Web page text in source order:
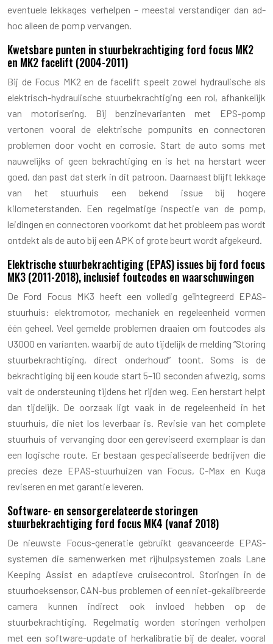
eventuele lekkages verhelpen – meestal verstandiger dan ad-
hoc alleen de pomp vervangen.
Kwetsbare punten in stuurbekrachtiging ford focus MK2
en MK2 facelift (2004-2011)
Bij de Focus MK2 en de facelift speelt zowel hydraulische als
elektrisch-hydraulische stuurbekrachtiging een rol, afhankelijk
van motorisering. Bij benzinevarianten met EPS-pomp
vertonen vooral de elektrische pompunits en connectoren
problemen door vocht en corrosie. Start de auto soms met
nauwelijks of geen bekrachtiging en is het na herstart weer
goed, dan past dat sterk in dit patroon. Daarnaast blijft lekkage
van het stuurhuis een bekend issue bij hogere
kilometerstanden. Een regelmatige inspectie van de pomp,
leidingen en connectoren voorkomt dat het probleem pas wordt
ontdekt als de auto bij een APK of grote beurt wordt afgekeurd.
Elektrische stuurbekrachtiging (EPAS) issues bij ford focus
MK3 (2011-2018), inclusief foutcodes en waarschuwingen
De Ford Focus MK3 heeft een volledig geïntegreerd EPAS-
stuurhuis: elektromotor, mechaniek en regeleenheid vormen
één geheel. Veel gemelde problemen draaien om foutcodes als
U3000 en varianten, waarbij de auto tijdelijk de melding “Storing
stuurbekrachtiging, direct onderhoud” toont. Soms is de
bekrachtiging bij een koude start 5–10 seconden afwezig, soms
valt de ondersteuning tijdens het rijden weg. Een herstart helpt
dan tijdelijk. De oorzaak ligt vaak in de regeleenheid in het
stuurhuis, die niet los leverbaar is. Revisie van het complete
stuurhuis of vervanging door een gereviseerd exemplaar is dan
een logische route. Er bestaan gespecialiseerde bedrijven die
precies deze EPAS-stuurhuizen van Focus, C-Max en Kuga
reviseren en met garantie leveren.
Software- en sensorgerelateerde storingen
stuurbekrachtiging ford focus MK4 (vanaf 2018)
De nieuwste Focus-generatie gebruikt geavanceerde EPAS-
systemen die samenwerken met rijhulpsystemen zoals Lane
Keeping Assist en adaptieve cruisecontrol. Storingen in de
stuurhoeksensor, CAN-bus problemen of een niet-gekalibreerde
camera kunnen indirect ook invloed hebben op de
stuurbekrachtiging. Regelmatig worden storingen verholpen
met een software-update of herkalibratie bij de dealer, vooral